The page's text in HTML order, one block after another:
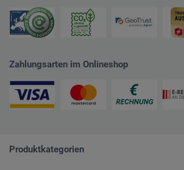
Zahlungsarten im Onlineshop
Produktkategorien